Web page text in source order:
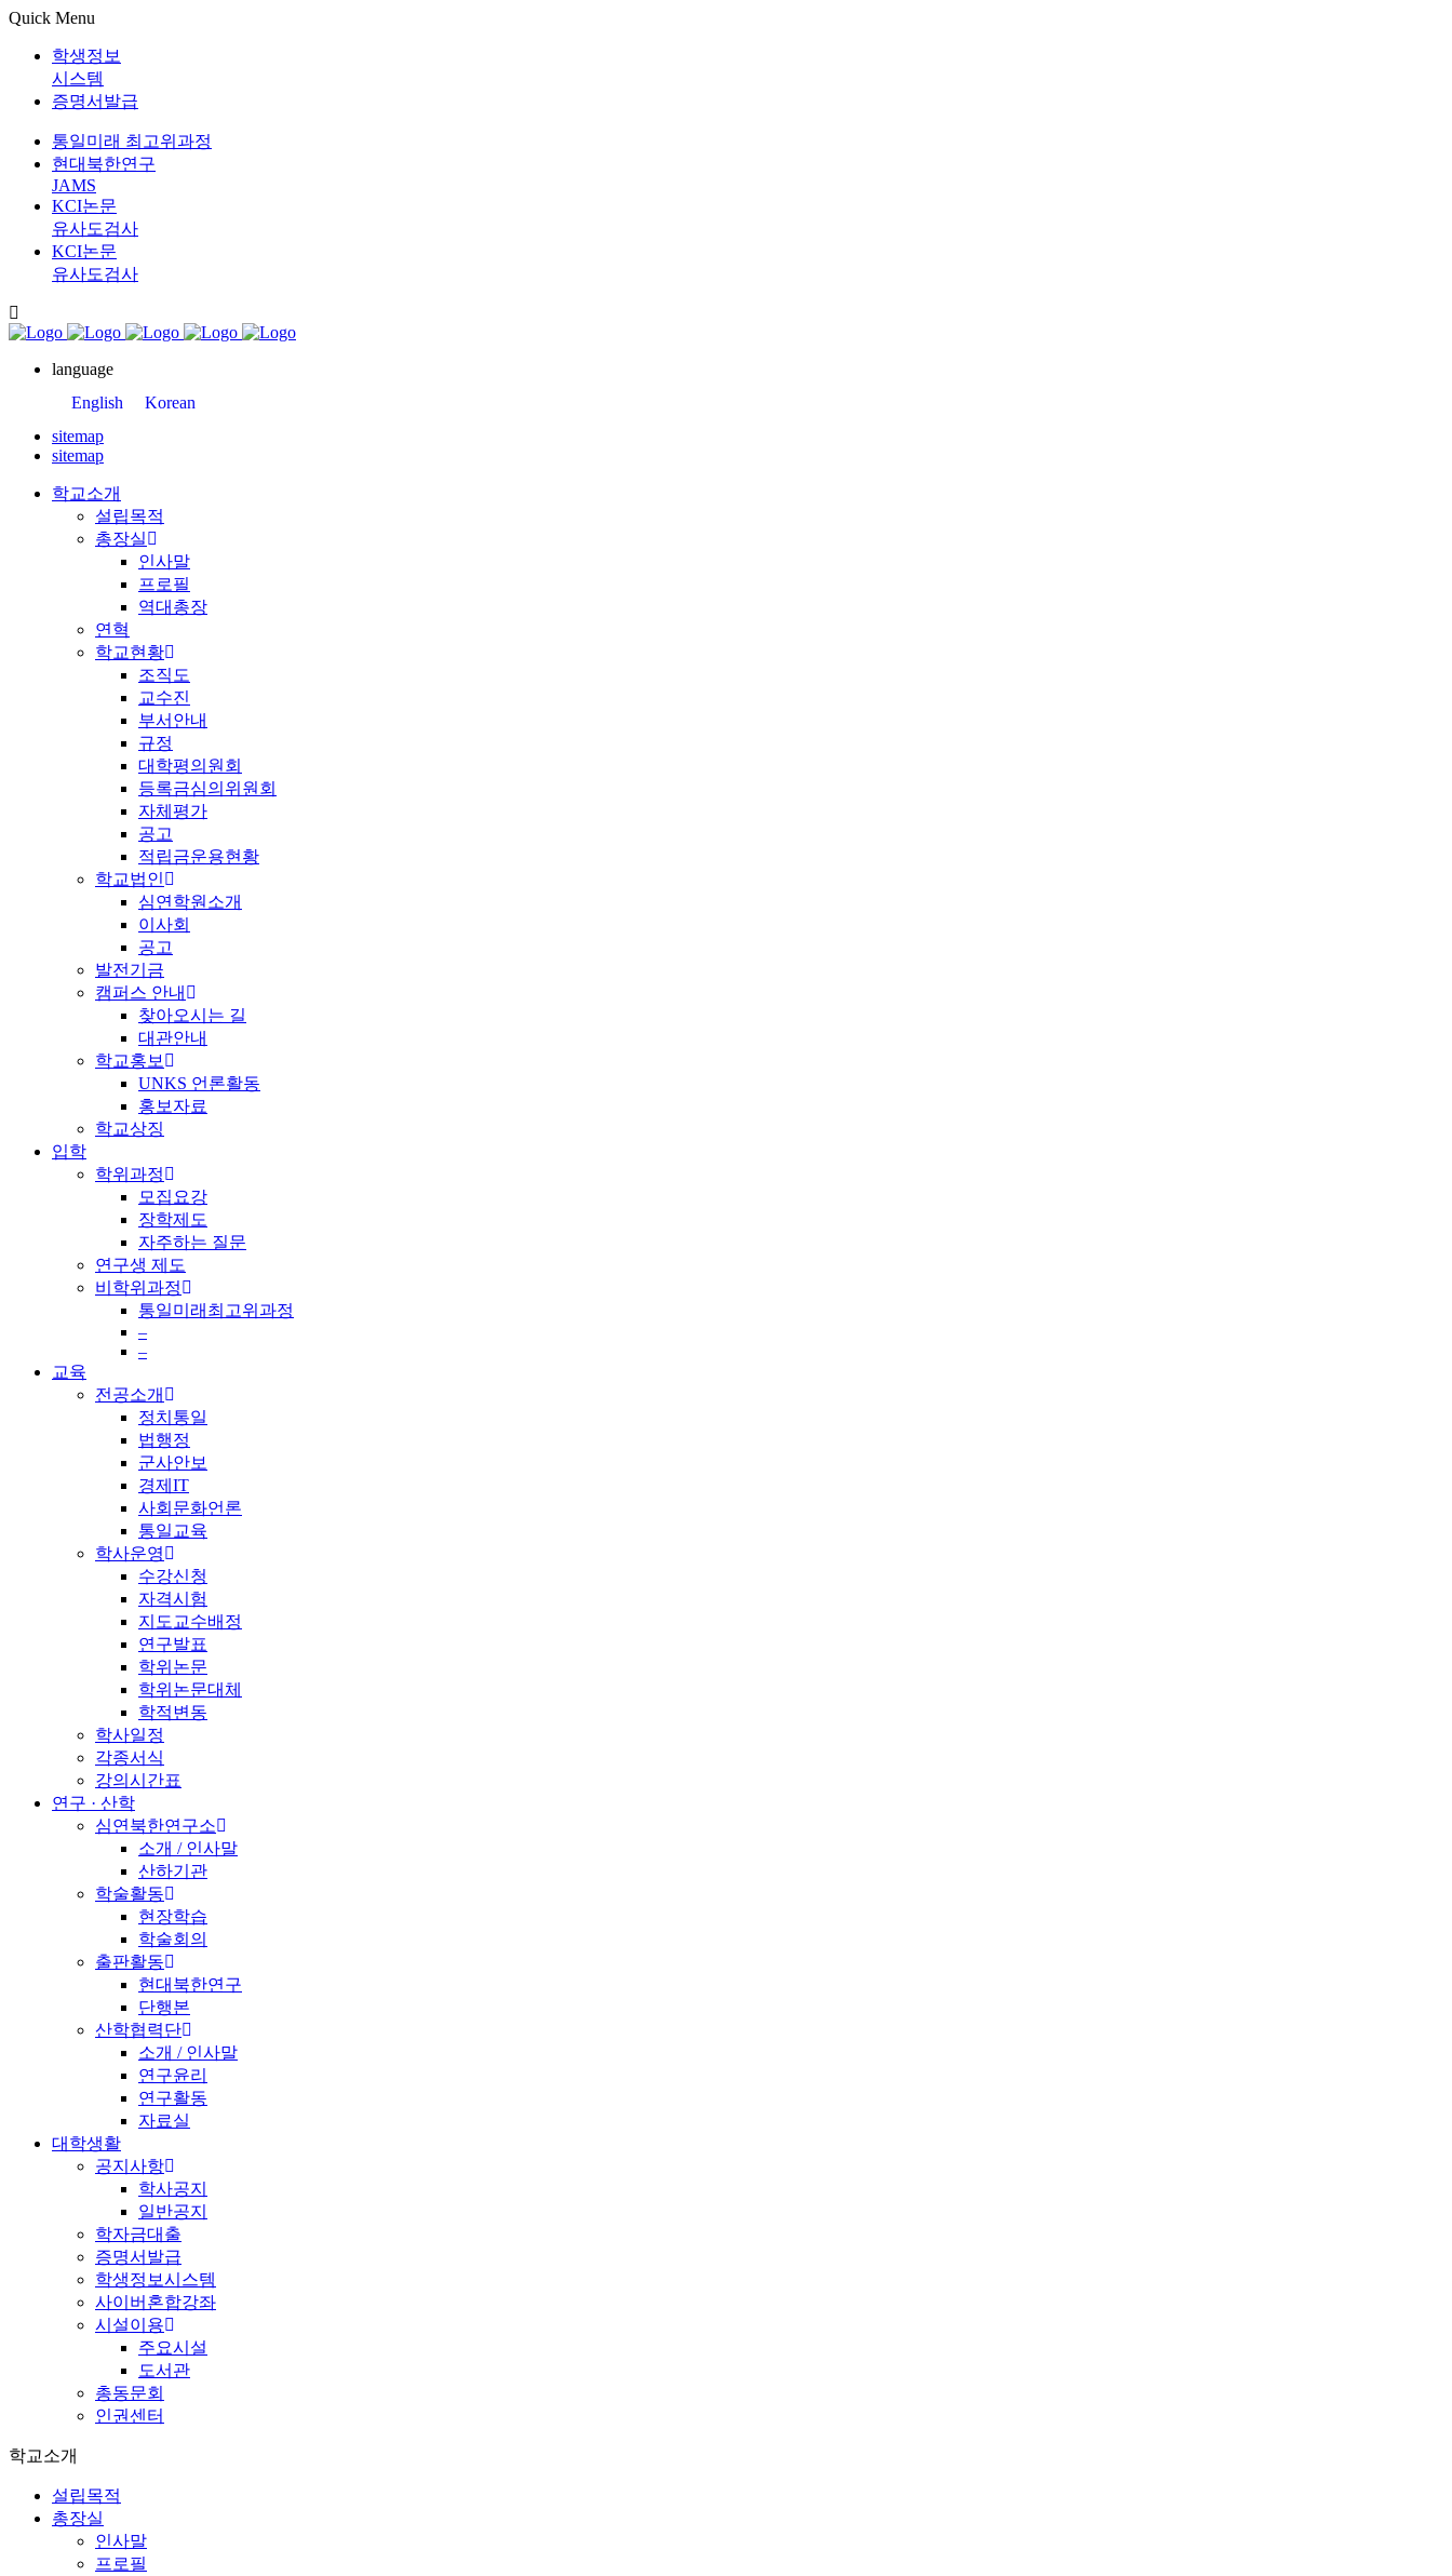
Quick Menu
학생정보
시스템
증명서발급
통일미래 최고위과정
현대북한연구
JAMS
KCI논문
유사도검사
KCI논문
유사도검사
language
English
Korean
sitemap
sitemap
학교소개
설립목적
총장실
인사말
프로필
역대총장
연혁
학교현황
조직도
교수진
부서안내
규정
대학평의원회
등록금심의위원회
자체평가
공고
적립금운용현황
학교법인
심연학원소개
이사회
공고
발전기금
캠퍼스 안내
찾아오시는 길
대관안내
학교홍보
UNKS 언론활동
홍보자료
학교상징
입학
학위과정
모집요강
장학제도
자주하는 질문
연구생 제도
비학위과정
통일미래최고위과정
–
–
교육
전공소개
정치통일
법행정
군사안보
경제IT
사회문화언론
통일교육
학사운영
수강신청
자격시험
지도교수배정
연구발표
학위논문
학위논문대체
학적변동
학사일정
각종서식
강의시간표
연구 · 산학
심연북한연구소
소개 / 인사말
산하기관
학술활동
현장학습
학술회의
출판활동
현대북한연구
단행본
산학협력단
소개 / 인사말
연구윤리
연구활동
자료실
대학생활
공지사항
학사공지
일반공지
학자금대출
증명서발급
학생정보시스템
사이버혼합강좌
시설이용
주요시설
도서관
총동문회
인권센터
학교소개
설립목적
총장실
인사말
프로필